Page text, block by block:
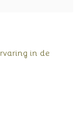
in de